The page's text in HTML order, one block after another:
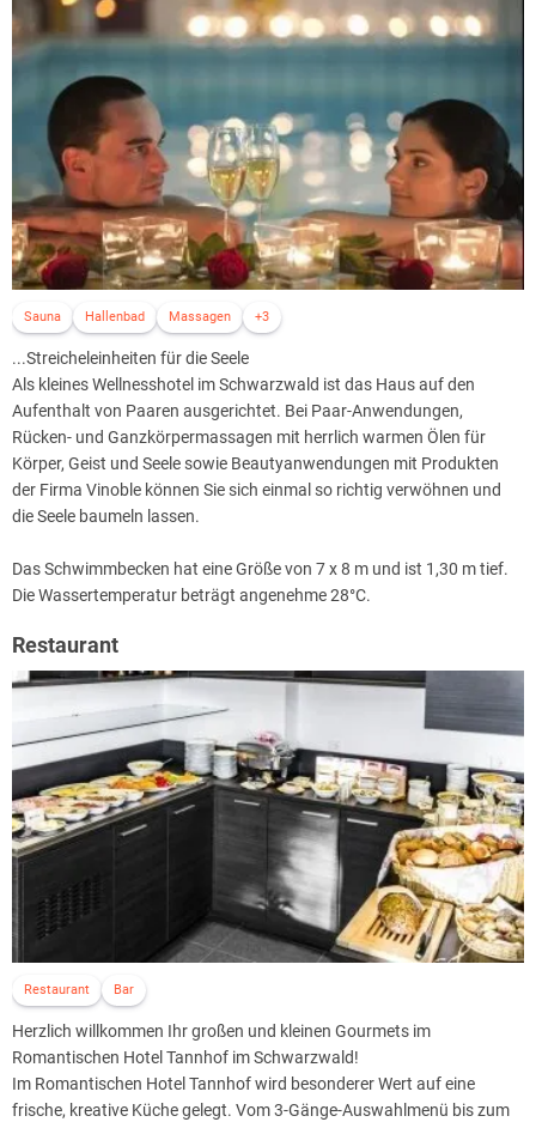
Sauna Hallenbad Massagen +3
...Streicheleinheiten für die Seele
Als kleines Wellnesshotel im Schwarzwald ist das Haus auf den
Aufenthalt von Paaren ausgerichtet. Bei Paar-Anwendungen,
Rücken- und Ganzkörpermassagen mit herrlich warmen Ölen für
Körper, Geist und Seele sowie Beautyanwendungen mit Produkten
der Firma Vinoble können Sie sich einmal so richtig verwöhnen und
die Seele baumeln lassen.
Das Schwimmbecken hat eine Größe von 7 x 8 m und ist 1,30 m tief.
Die Wassertemperatur beträgt angenehme 28°C.
Restaurant
Restaurant Bar
Herzlich willkommen Ihr großen und kleinen Gourmets im
Romantischen Hotel Tannhof im Schwarzwald!
Im Romantischen Hotel Tannhof wird besonderer Wert auf eine
frische, kreative Küche gelegt. Vom 3-Gänge-Auswahlmenü bis zum